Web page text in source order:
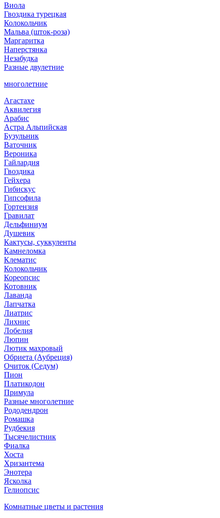
Виола
Гвоздика турецкая
Колокольчик
Мальва (шток-роза)
Маргаритка
Наперстянка
Незабудка
Разные двулетние
многолетние
Агастахе
Аквилегия
Арабис
Астра Альпийская
Бузульник
Ваточник
Вероника
Гайлардия
Гвоздика
Гейхера
Гибискус
Гипсофила
Гортензия
Гравилат
Дельфиниум
Душевик
Кактусы, суккуленты
Камнеломка
Клематис
Колокольчик
Кореопсис
Котовник
Лаванда
Лапчатка
Лиатрис
Лихнис
Лобелия
Люпин
Лютик махровый
Обриета (Аубреция)
Очиток (Седум)
Пион
Платикодон
Примула
Разные многолетние
Рододендрон
Ромашка
Рудбекия
Тысячелистник
Фиалка
Хоста
Хризантема
Энотера
Ясколка
Гелиопсис
Комнатные цветы и растения